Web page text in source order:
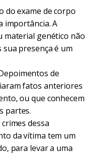
do exame de corpo
importância. A
material genético não
sua presença é um
de
fatos anteriores
ou que conhecem
partes.
crimes dessa
da vítima tem um
para levar a uma